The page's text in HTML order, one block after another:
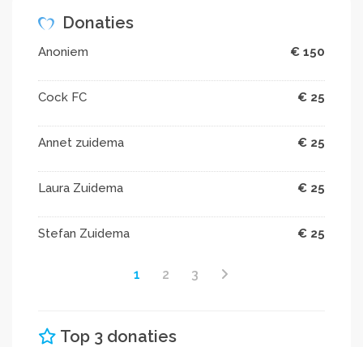
Donaties
Anoniem € 150
Cock FC € 25
Annet zuidema € 25
Laura Zuidema € 25
Stefan Zuidema € 25
1 2 3
Top 3 donaties